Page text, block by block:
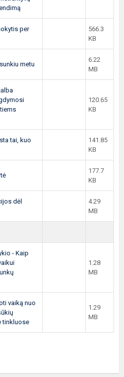
per
566.3
KB
metu
6.22
MB
120.65
KB
tai, kuo
141.85
KB
177.7
KB
dėl
4.29
MB
- Kaip
1.28
MB
vaiką nuo
tinkluose
1.29
MB